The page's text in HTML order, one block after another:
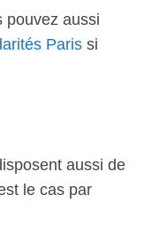
pouvez aussi
Paris si
aussi de
le cas par